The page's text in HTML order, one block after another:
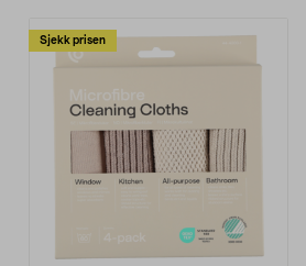
Sjekk prisen